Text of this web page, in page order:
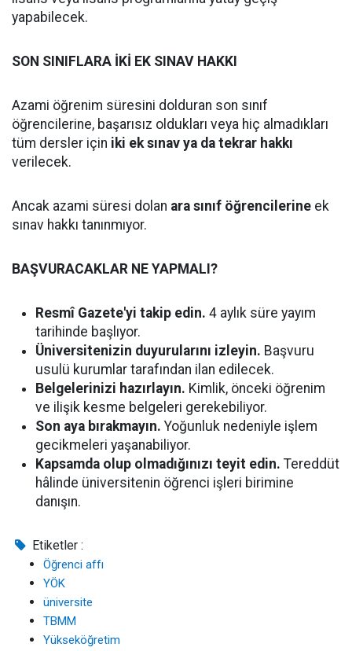
yapabilecek.
SON SINIFLARA İKİ EK SINAV HAKKI
Azami öğrenim süresini dolduran son sınıf
öğrencilerine, başarısız oldukları veya hiç almadıkları
tüm dersler için iki ek sınav ya da tekrar hakkı
verilecek.
Ancak azami süresi dolan ara sınıf öğrencilerine ek
sınav hakkı tanınmıyor.
BAŞVURACAKLAR NE YAPMALI?
Resmî Gazete'yi takip edin. 4 aylık süre yayım
tarihinde başlıyor.
Üniversitenizin duyurularını izleyin. Başvuru
usulü kurumlar tarafından ilan edilecek.
Belgelerinizi hazırlayın. Kimlik, önceki öğrenim
ve ilişik kesme belgeleri gerekebiliyor.
Son aya bırakmayın. Yoğunluk nedeniyle işlem
gecikmeleri yaşanabiliyor.
Kapsamda olup olmadığınızı teyit edin. Tereddüt
hâlinde üniversitenin öğrenci işleri birimine
danışın.
Etiketler :
Öğrenci affı
YÖK
üniversite
TBMM
Yükseköğretim